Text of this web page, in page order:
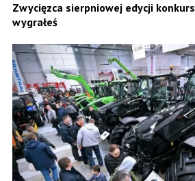
Zwycięzca sierpniowej edycji
wygrałeś